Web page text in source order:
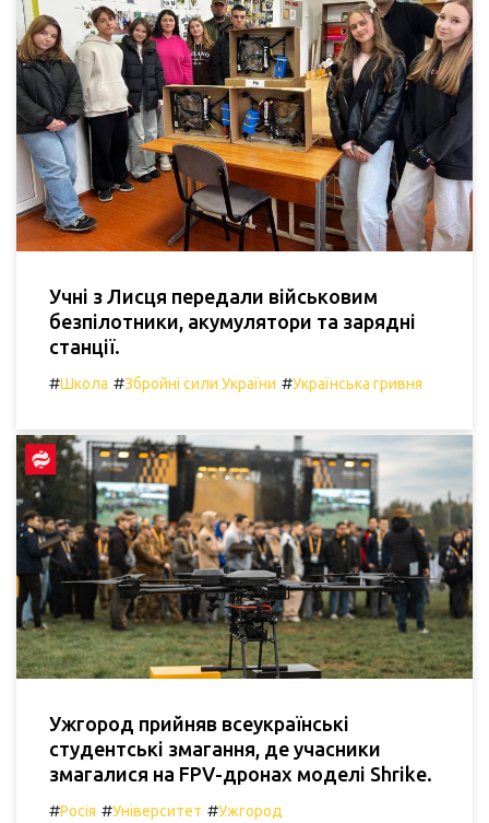
Учні з Лисця передали військовим
безпілотники, акумулятори та зарядні
станції.
#Школа #Збройні сили України #Українська гривня
Ужгород прийняв всеукраїнські
студентські змагання, де учасники
змагалися на FPV-дронах моделі Shrike.
#Росія #Університет #Ужгород